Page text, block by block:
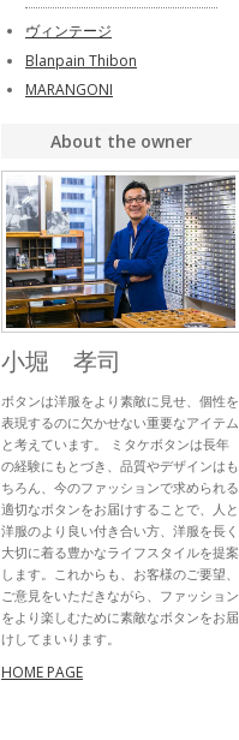
ヴィンテージ
Blanpain Thibon
MARANGONI
About the owner
小堀 孝司
ボタンは洋服をより素敵に見せ、個性を
表現するのに欠かせない重要なアイテム
と考えています。 ミタケボタンは長年
の経験にもとづき、品質やデザインはも
ちろん、今のファッションで求められる
適切なボタンをお届けすることで、人と
洋服のより良い付き合い方、洋服を長く
大切に着る豊かなライフスタイルを提案
します。これからも、お客様のご要望、
ご意見をいただきながら、ファッション
をより楽しむために素敵なボタンをお届
けしてまいります。
HOME PAGE